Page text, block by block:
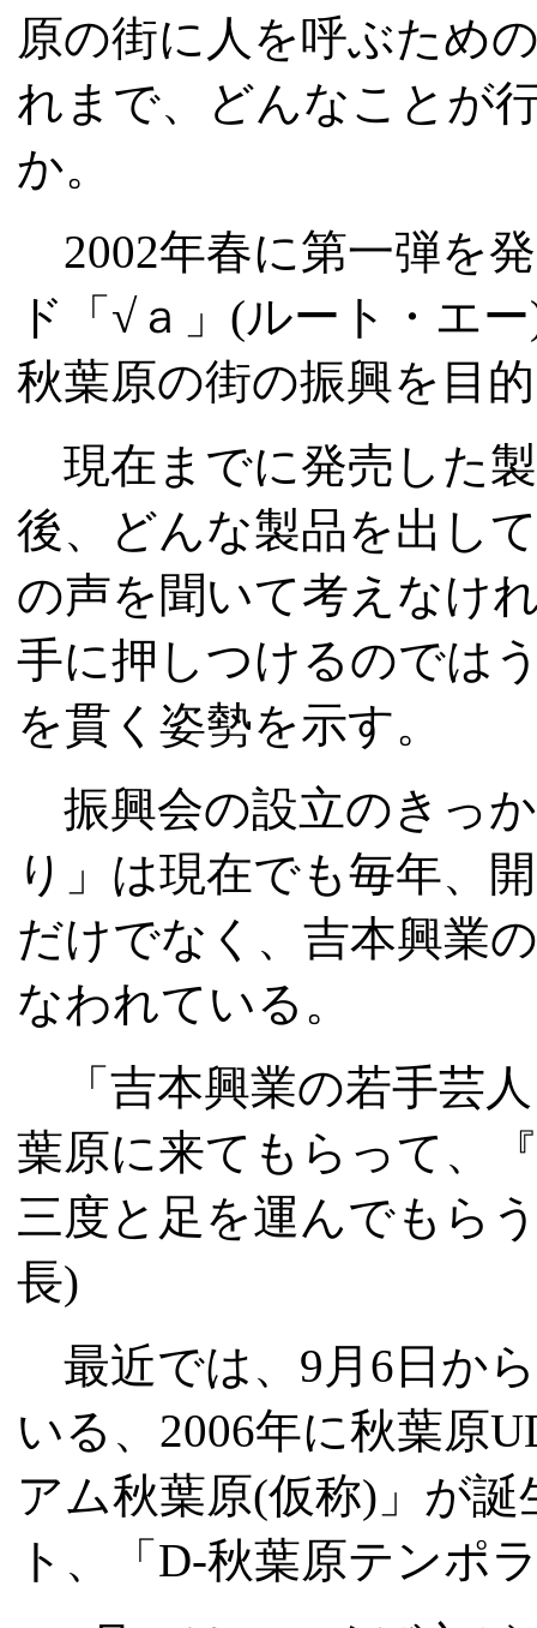
原の街に人を呼ぶため
れまで、どんなことが
か。
2002年春に第一弾を
ド「√ａ」(ルート・エ
秋葉原の街の振興を目
現在までに発売した
後、どんな製品を出し
の声を聞いて考えなけ
手に押しつけるのでは
を貫く姿勢を示す。
振興会の設立のきっ
り」は現在でも毎年、
だけでなく、吉本興業
なわれている。
「吉本興業の若手芸
葉原に来てもらって、
三度と足を運んでもら
長)
最近では、9月6日か
いる、2006年に秋葉原
アム秋葉原(仮称)」が
ト、「D-秋葉原テンポ